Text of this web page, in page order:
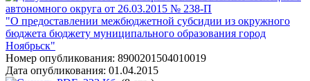
автономного округа от 26.03.2015 № 238-П
"О предоставлении межбюджетной субсидии из окружного
бюджета бюджету муниципального образования город
Ноябрьск"
Номер опубликования: 8900201504010019
Дата опубликования: 01.04.2015